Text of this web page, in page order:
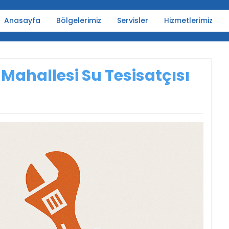
Anasayfa Bölgelerimiz Servisler Hizmetlerimiz
Su Tesisatçısı